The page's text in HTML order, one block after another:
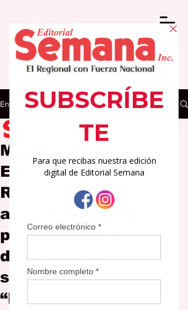
Entrada
Maestros de
Educación Física
Región de Caguas
adquieren nuevas
perspectivas y
destrezas en
seminario
“Fortalezcamos la
2 min de lectura